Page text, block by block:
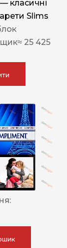
класичні
Slims
≈ 25 425